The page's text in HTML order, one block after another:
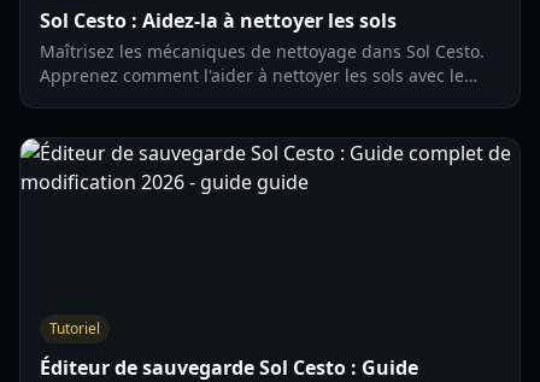
Sol Cesto : Aidez-la à nettoyer les sols
Maîtrisez les mécaniques de nettoyage dans Sol Cesto.
Apprenez comment l'aider à nettoyer les sols avec le
Tutoriel
Éditeur de sauvegarde Sol Cesto : Guide